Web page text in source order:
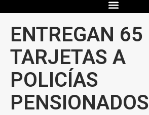
ENTREGAN 65
TARJETAS A
POLICÍAS
PENSIONADOS